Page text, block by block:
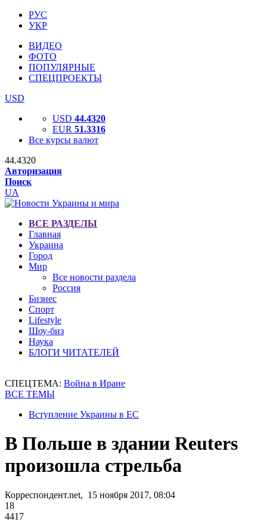
РУС
УКР
ВИДЕО
ФОТО
ПОПУЛЯРНЫЕ
СПЕЦПРОЕКТЫ
USD
USD 44.4320
EUR 51.3316
Все курсы валют
44.4320
Авторизация
Поиск
UA
ВСЕ РАЗДЕЛЫ
Главная
Украина
Город
Мир
Все новости раздела
Россия
Бизнес
Спорт
Lifestyle
Шоу-биз
Наука
БЛОГИ ЧИТАТЕЛЕЙ
СПЕЦТЕМА: Война в Иране
ВСЕ ТЕМЫ
Вступление Украины в ЕС
В Польше в здании Reuters
произошла стрельба
Корреспондент.net, 15 ноября 2017, 08:04
18
4417